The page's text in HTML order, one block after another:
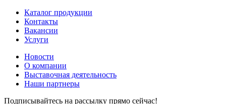
Каталог продукции
Контакты
Вакансии
Услуги
Новости
О компании
Выставочная деятельность
Наши партнеры
Подписывайтесь на рассылку прямо сейчас!